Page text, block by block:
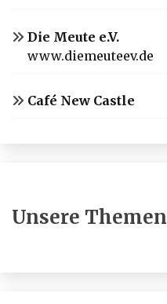
Die Meute e.V.
www.diemeuteev.de
Café New Castle
Unsere Themen